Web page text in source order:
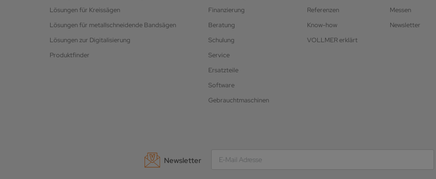
Lösungen für Kreissägen
Lösungen für metallschneidende Bandsägen
Lösungen zur Digitalisierung
Produktfinder
Finanzierung
Beratung
Schulung
Service
Ersatzteile
Software
Gebrauchtmaschinen
Referenzen
Know-how
VOLLMER erklärt
Messen
Newsletter
Newsletter